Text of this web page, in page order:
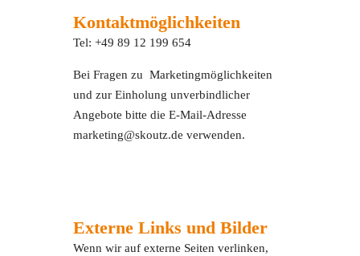
Kontaktmöglichkeiten
Tel: +49 89 12 199 654
Bei Fragen zu Marketingmöglichkeiten
und zur Einholung unverbindlicher
Angebote bitte die E-Mail-Adresse
marketing@skoutz.de verwenden.
Externe Links und Bilder
Wenn wir auf externe Seiten verlinken,